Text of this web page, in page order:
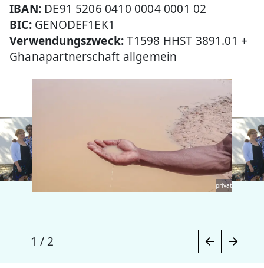
IBAN:DE91 5206 0410 0004 0001 02
BIC:GENODEF1EK1
Verwendungszweck:T1598 HHST 3891.01 +
Ghanapartnerschaft allgemein
privat
1 / 2